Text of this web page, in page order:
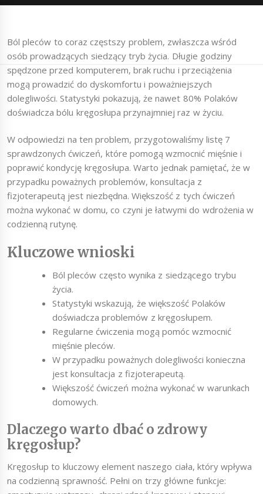
Ból pleców to coraz częstszy problem, zwłaszcza wśród
osób prowadzących siedzący tryb życia. Długie godziny
spędzone przed komputerem, brak ruchu i przeciążenia
mogą prowadzić do dyskomfortu i poważniejszych
dolegliwości. Statystyki pokazują, że nawet 80% Polaków
doświadcza bólu kręgosłupa przynajmniej raz w życiu.
W odpowiedzi na ten problem, przygotowaliśmy listę 7
sprawdzonych ćwiczeń, które pomogą wzmocnić mięśnie i
poprawić kondycję kręgosłupa. Warto jednak pamiętać, że w
przypadku poważnych problemów, konsultacja z
fizjoterapeutą jest niezbędna. Większość z tych ćwiczeń
można wykonać w domu, co czyni je łatwymi do wdrożenia w
codzienną rutynę.
Kluczowe wnioski
Ból pleców często wynika z siedzącego trybu
życia.
Statystyki wskazują, że większość Polaków
doświadcza problemów z kręgosłupem.
Regularne ćwiczenia mogą pomóc wzmocnić
mięśnie pleców.
W przypadku poważnych dolegliwości konieczna
jest konsultacja z fizjoterapeutą.
Większość ćwiczeń można wykonać w warunkach
domowych.
Dlaczego warto dbać o zdrowy
kręgosłup?
Kręgosłup to kluczowy element naszego ciała, który wpływa
na codzienną sprawność. Pełni on trzy główne funkcje: